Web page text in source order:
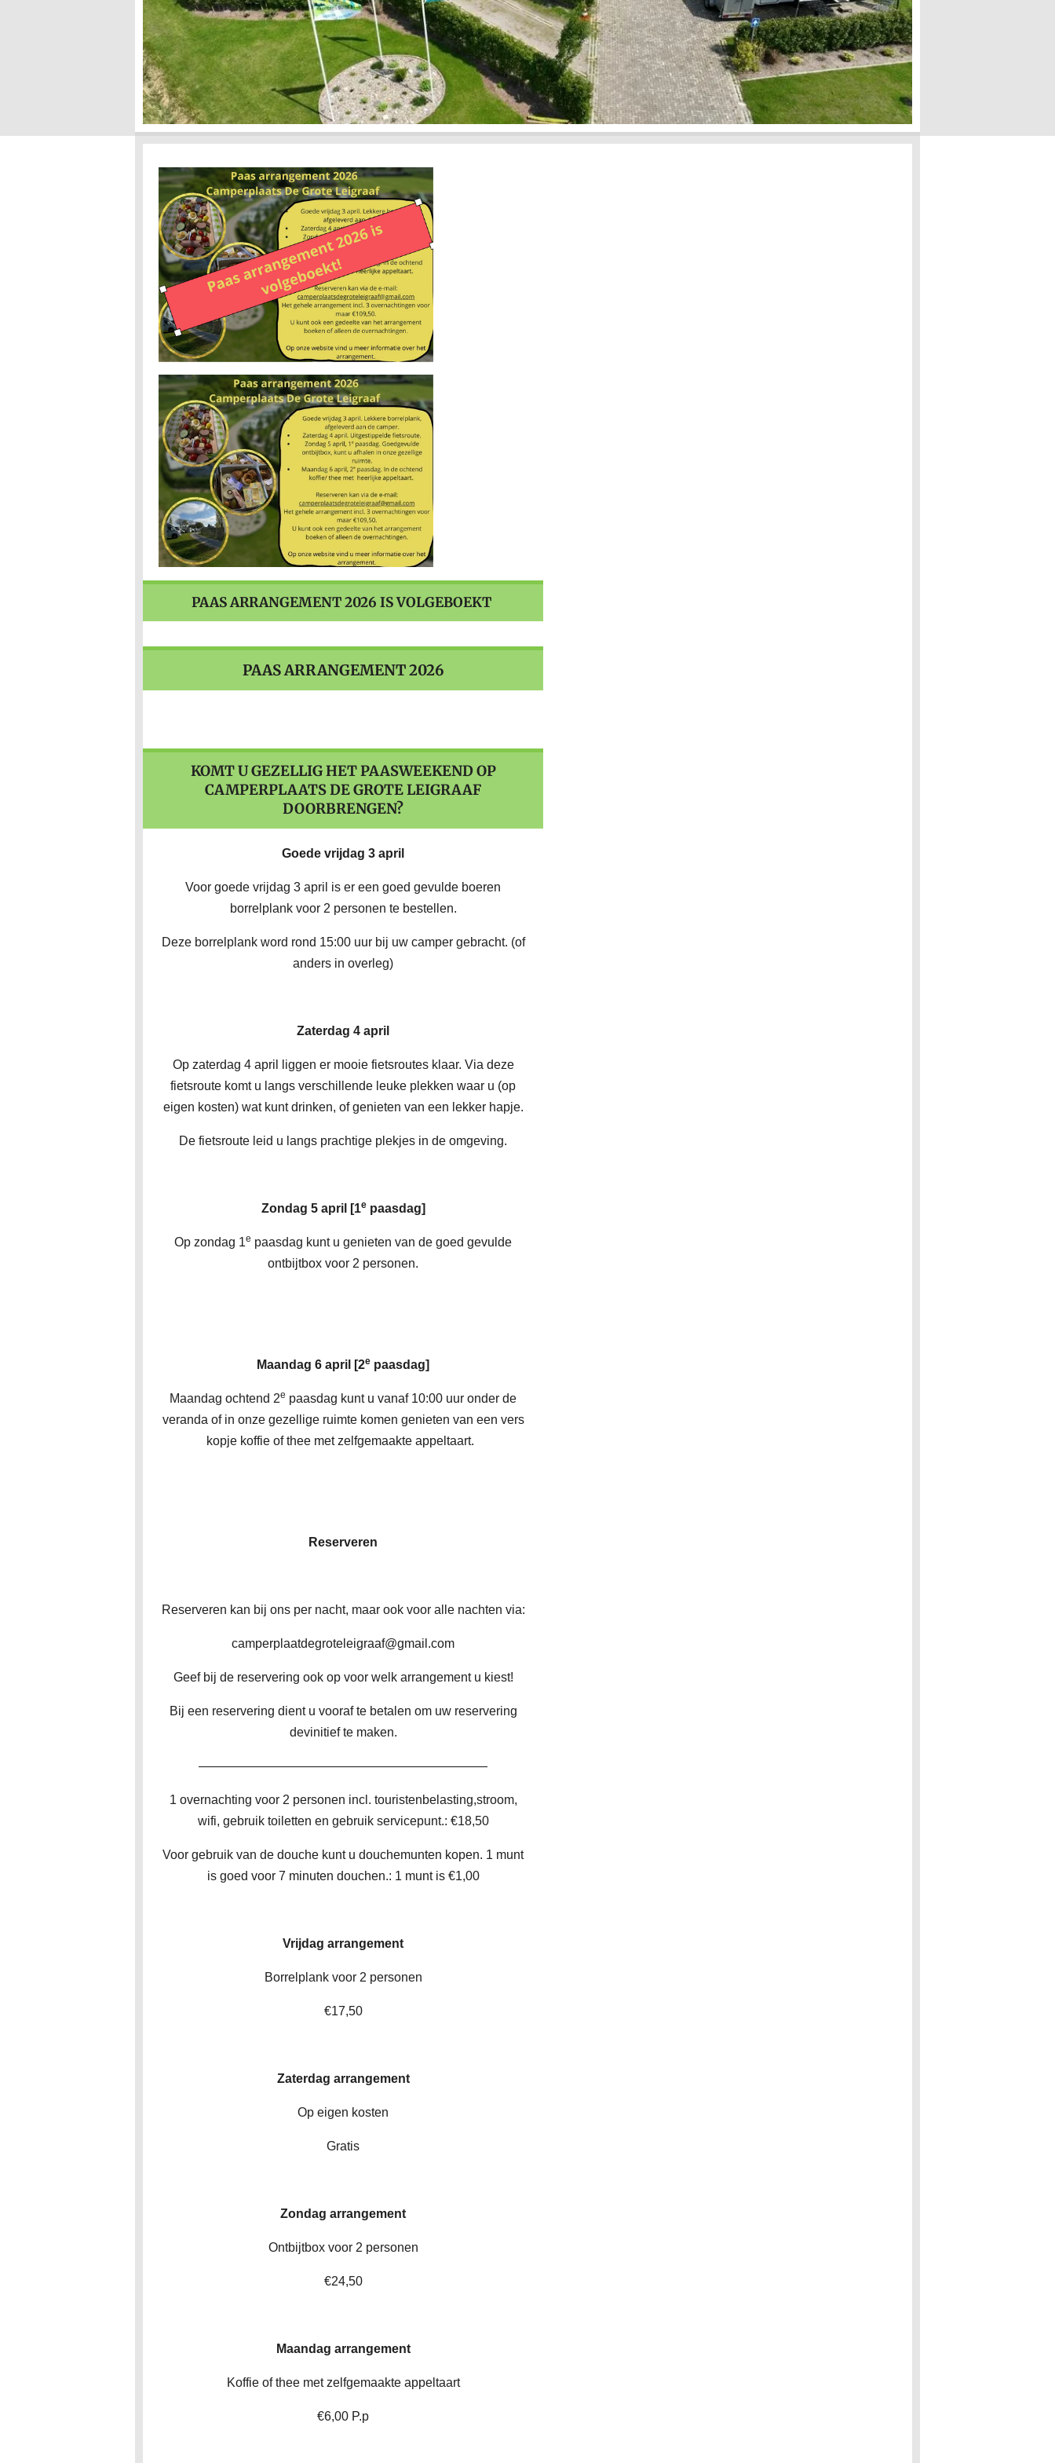
PAAS ARRANGEMENT 2026 IS VOLGEBOEKT
PAAS ARRANGEMENT 2026
KOMT U GEZELLIG HET PAASWEEKEND OP
CAMPERPLAATS DE GROTE LEIGRAAF
DOORBRENGEN?
Goede vrijdag 3 april
Voor goede vrijdag 3 april is er een goed gevulde boeren
borrelplank voor 2 personen te bestellen.
Deze borrelplank word rond 15:00 uur bij uw camper gebracht. (of
anders in overleg)
Zaterdag 4 april
Op zaterdag 4 april liggen er mooie fietsroutes klaar. Via deze
fietsroute komt u langs verschillende leuke plekken waar u (op
eigen kosten) wat kunt drinken, of genieten van een lekker hapje.
De fietsroute leid u langs prachtige plekjes in de omgeving.
Zondag 5 april [1epaasdag]
Op zondag 1e paasdag kunt u genieten van de goed gevulde
ontbijtbox voor 2 personen.
Maandag 6 april [2e paasdag]
Maandag ochtend 2e paasdag kunt u vanaf 10:00 uur onder de
veranda of in onze gezellige ruimte komen genieten van een vers
kopje koffie of thee met zelfgemaakte appeltaart.
Reserveren
Reserveren kan bij ons per nacht, maar ook voor alle nachten via:
camperplaatdegroteleigraaf@gmail.com
Geef bij de reservering ook op voor welk arrangement u kiest!
Bij een reservering dient u vooraf te betalen om uw reservering
devinitief te maken.
———————————————————————
1 overnachting voor 2 personen incl. touristenbelasting,stroom,
wifi, gebruik toiletten en gebruik servicepunt.: €18,50
Voor gebruik van de douche kunt u douchemunten kopen. 1 munt
is goed voor 7 minuten douchen.: 1 munt is €1,00
Vrijdag arrangement
Borrelplank voor 2 personen
€17,50
Zaterdag arrangement
Op eigen kosten
Gratis
Zondag arrangement
Ontbijtbox voor 2 personen
€24,50
Maandag arrangement
Koffie of thee met zelfgemaakte appeltaart
€6,00 P.p